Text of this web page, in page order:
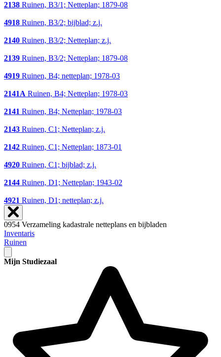
2138 Ruinen, B3/1; Netteplan; 1879-08
4918 Ruinen, B3/2; bijblad; z.j.
2140 Ruinen, B3/2; Netteplan; z.j.
2139 Ruinen, B3/2; Netteplan; 1879-08
4919 Ruinen, B4; netteplan; 1978-03
2141A Ruinen, B4; Netteplan; 1978-03
2141 Ruinen, B4; Netteplan; 1978-03
2143 Ruinen, C1; Netteplan; z.j.
2142 Ruinen, C1; Netteplan; 1873-01
4920 Ruinen, C1; bijblad; z.j.
2144 Ruinen, D1; Netteplan; 1943-02
4921 Ruinen, D1; netteplan; z.j.
0954 Verzameling kadastrale netteplans en bijbladen
Inventaris
Ruinen
Mijn Studiezaal